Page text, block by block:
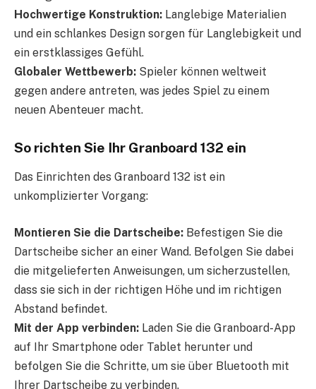
Hochwertige Konstruktion: Langlebige Materialien
und ein schlankes Design sorgen für Langlebigkeit und
ein erstklassiges Gefühl.
Globaler Wettbewerb: Spieler können weltweit
gegen andere antreten, was jedes Spiel zu einem
neuen Abenteuer macht.
So richten Sie Ihr Granboard 132 ein
Das Einrichten des Granboard 132 ist ein
unkomplizierter Vorgang:
Montieren Sie die Dartscheibe: Befestigen Sie die
Dartscheibe sicher an einer Wand. Befolgen Sie dabei
die mitgelieferten Anweisungen, um sicherzustellen,
dass sie sich in der richtigen Höhe und im richtigen
Abstand befindet.
Mit der App verbinden: Laden Sie die Granboard-App
auf Ihr Smartphone oder Tablet herunter und
befolgen Sie die Schritte, um sie über Bluetooth mit
Ihrer Dartscheibe zu verbinden.